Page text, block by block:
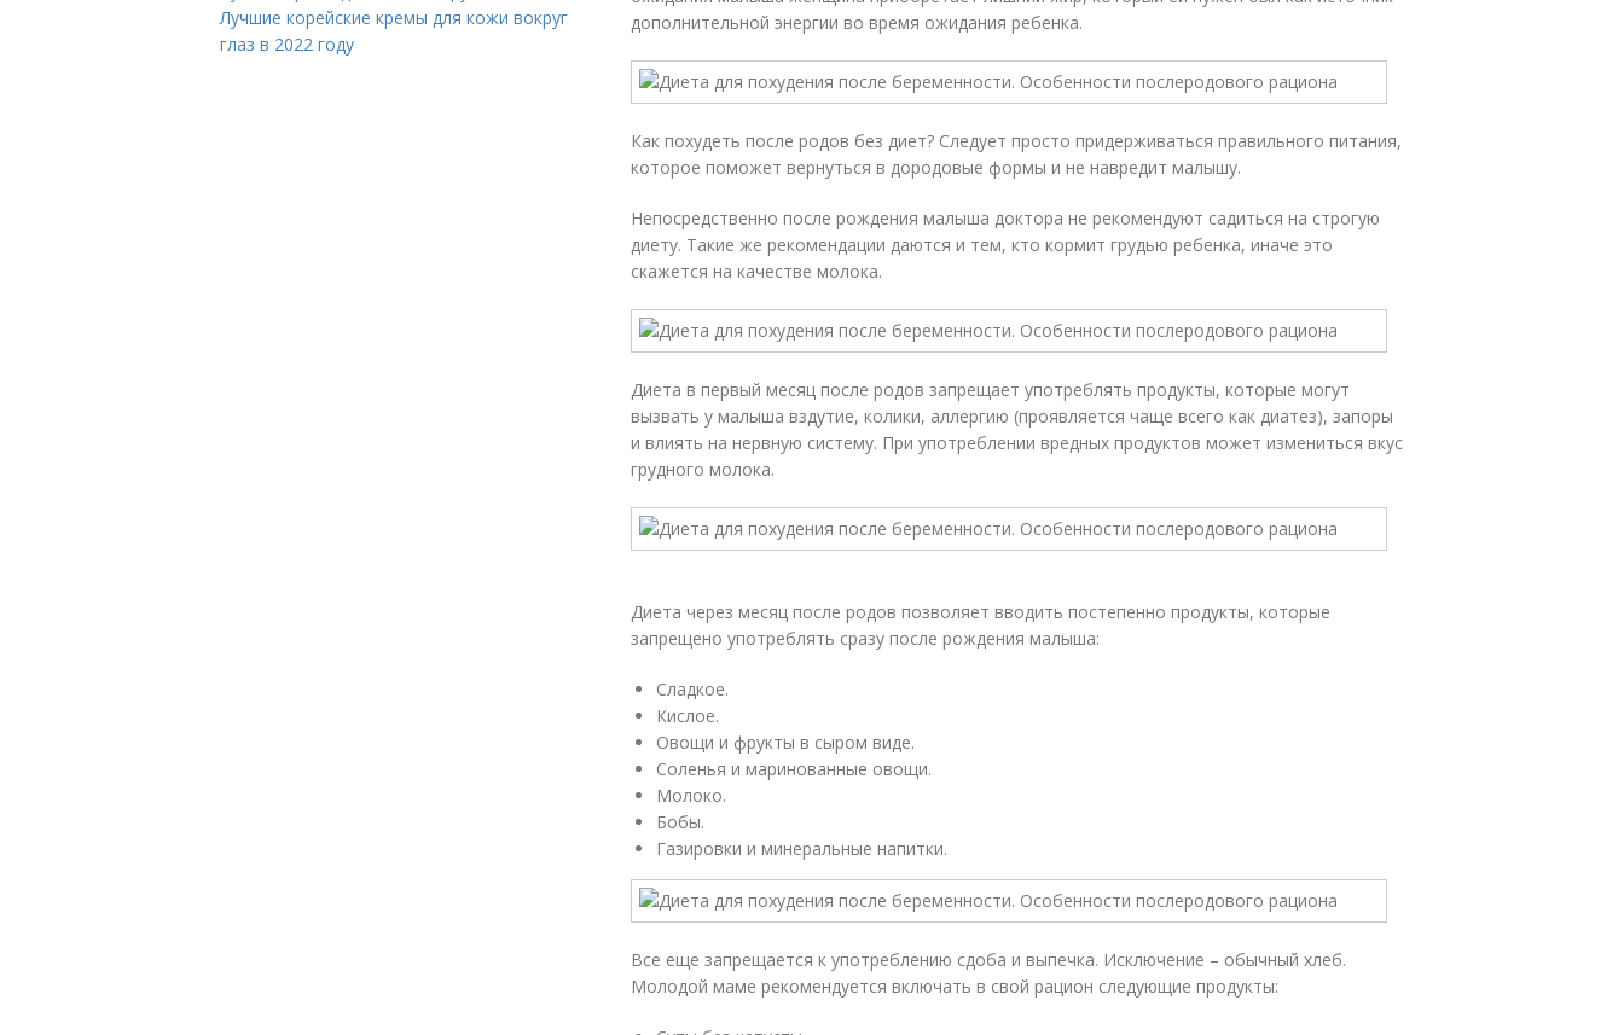
дополнительной энергии во время ожидания ребенка.
Как похудеть после родов без диет? Следует просто придерживаться правильного питания,
которое поможет вернуться в дородовые формы и не навредит малышу.
Непосредственно после рождения малыша доктора не рекомендуют садиться на строгую
диету. Такие же рекомендации даются и тем, кто кормит грудью ребенка, иначе это
скажется на качестве молока.
Диета в первый месяц после родов запрещает употреблять продукты, которые могут
вызвать у малыша вздутие, колики, аллергию (проявляется чаще всего как диатез), запоры
и влиять на нервную систему. При употреблении вредных продуктов может измениться вкус
грудного молока.
Диета через месяц после родов позволяет вводить постепенно продукты, которые
запрещено употреблять сразу после рождения малыша:
Сладкое.
Кислое.
Овощи и фрукты в сыром виде.
Соленья и маринованные овощи.
Молоко.
Бобы.
Газировки и минеральные напитки.
Все еще запрещается к употреблению сдоба и выпечка. Исключение – обычный хлеб.
Молодой маме рекомендуется включать в свой рацион следующие продукты:
Лучшие корейские кремы для кожи вокруг
глаз в 2022 году